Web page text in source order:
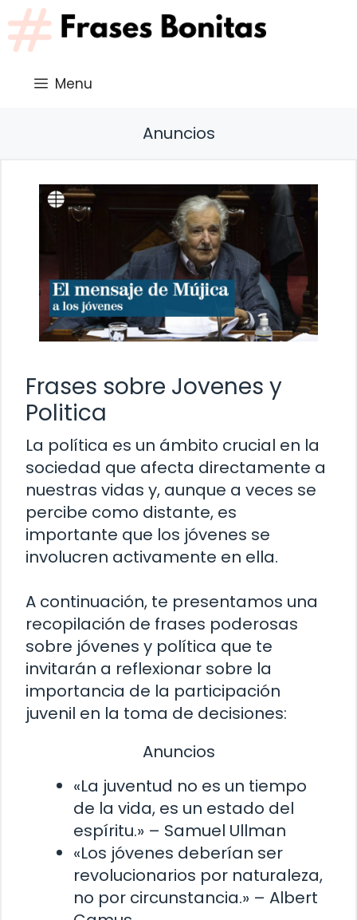
Saltar
al
contenido
Menu
Anuncios
Frases sobre Jovenes y
Politica
La política es un ámbito crucial en la
sociedad que afecta directamente a
nuestras vidas y, aunque a veces se
percibe como distante, es
importante que los jóvenes se
involucren activamente en ella.
A continuación, te presentamos una
recopilación de frases poderosas
sobre jóvenes y política que te
invitarán a reflexionar sobre la
importancia de la participación
juvenil en la toma de decisiones:
Anuncios
«La juventud no es un tiempo
de la vida, es un estado del
espíritu.» – Samuel Ullman
«Los jóvenes deberían ser
revolucionarios por naturaleza,
no por circunstancia.» – Albert